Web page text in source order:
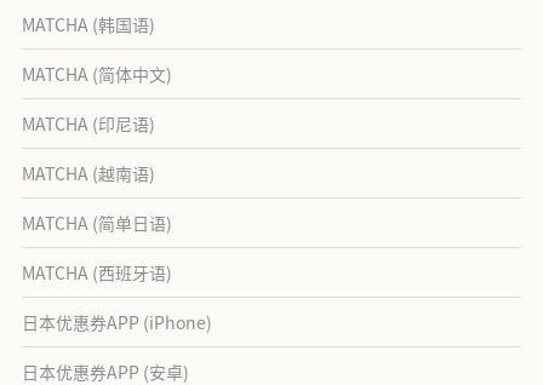
MATCHA (韩国语)
MATCHA (简体中文)
MATCHA (印尼语)
MATCHA (越南语)
MATCHA (简单日语)
MATCHA (西班牙语)
日本优惠券APP (iPhone)
日本优惠券APP (安卓)